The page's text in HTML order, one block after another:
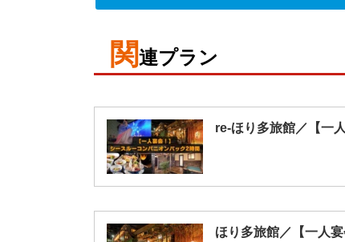
関連プラン
re-ほり多旅館／【一
ほり多旅館／【一人